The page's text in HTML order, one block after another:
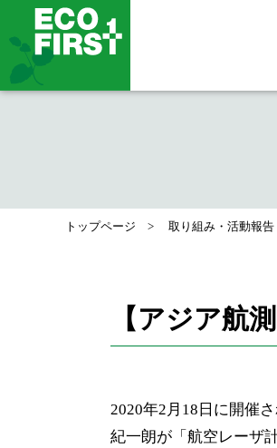
トップページ 取り組み・活動報告
【アジア航
2020年2月18日に開催
紀一朗が「航空レーザ